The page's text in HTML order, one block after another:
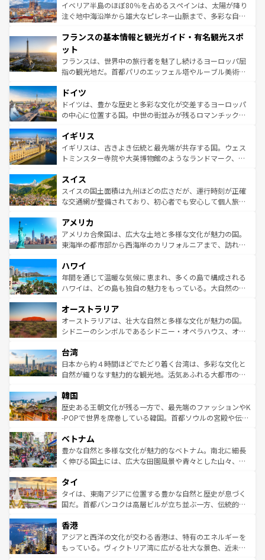
景など、自然景観も見逃せない。観光の合間には、本場の
ピザやパスタなど、絶品のイタリア料理を堪能することも
ませてくれるイタリアで、忘れられない旅をしてみよう！
なお、新着のイタリア情報は
しい。
イベリア半島のほぼ80％を占めるスペインは、太陽が降り
注ぐ地中海沿岸から雄大なピレネー山脈まで、多彩な自然
文化が根付くこの国では、情熱的なフラメンコ、熱気あふ
れる闘牛、そして美味しいタパスが生活の一部となってい
る。首都マドリードの洗練された雰囲気や、バルセロナの
アートに溢れた街角から、地方では古代ローマ遺跡や中世
せる。地方によって風土や気候が異なるスペインはその個
性で訪れる人を魅了する。 なお、新着のスペイン情報は コ
ンテンツ一覧を参照してほしい。
フランスの基本情報と観光ガイド・有名観光スポ
ット
フランスは、世界中の旅行者を魅了し続けるヨーロッパ屈
指の観光地だ。首都パリのエッフェル塔やルーブル美術館
で、幅広い魅力が詰まっている。華麗な宮殿、歴史的な大
聖堂、美しいビーチ、そして豊かな自然が、訪れる者を心
から魅了する。また、フランスは美食の国としても知ら
いる。シャンパンの発祥地であるランス、プロヴァンスの
香り高いラベンダー畑など、多彩な楽しみ方が可能だ。さ
らに、パリ以外の地域にも魅力が溢れており、どの街角に
れる地方に足を運ぶとそれぞれで全く異なる文化を体験で
きるだろう。 なお、新着のフランス情報はコンテンツ一覧
を参照してほしい。
ドイツ
ドイツは、豊かな歴史と多彩な文化が交差するヨーロッパ
の中心に位置する国。中世の街並みが残るロマンチック街
顔を持つこの国は、どこを歩いても飽きることがない。ベ
ルリンの文化的活気、バイエルン州のアルプスの絶景、そ
してライン川沿いのワイン畑といった風景は必見。ビール
は、お酒好きな人にはぜひ体験してほしい。 なお、新着の
ドイツ情報はコンテンツ一覧を参照してほしい。
イギリス
イギリスは、古きよき伝統と最先端が共存する国。ウェス
トミンスター寺院や大英博物館のようなランドマーク、歴
リアごとに異なる魅力がある。また、優雅なアフタヌーン
ティー、ビール好きにはたまらない英国パブ、サッカー観
戦など、本場だからこそできる体験も豊富。イギリスを旅
ンツ一覧を参照してほしい。
スイス
スイスの国土面積は九州ほどの広さだが、運行時刻が正確
な交通網が整備されており、初心者でも安心して個人旅行
の建物がそのまま残る町や、スイスならではのユニークな
博物館もあり、アルプス観光だけでなく町歩きも満喫する
ことができる。国民の所得が高いため物価も高いが、旅行
ば市内交通費無料で観光を楽しむこともできる。 なお、新
着のスイス情報はコンテンツ一覧 を参照してほしい。
アメリカ
アメリカ合衆国は、広大な土地と多様な文化が魅力の国。
東海岸の都市部から西海岸のカリフォルニアまで、訪れる
のような巨大都市は、観光、ショッピング、エンターテイ
ンメントが詰まった刺激的なスポットだ。一方、アメリカ
西部には大自然が広がり、グランドキャニオンやイエロー
部のニューオーリンズでは、音楽と美食が融合した独特の
文化が魅力。旅行者はアメリカの各地域で異なる魅力を楽
しみながら、その多様性と豊かな歴史を感じることができ
ならではの贅沢な旅のスタイルだ。 なお、新着のアメリカ
情報はコンテンツ一覧を参照してほしい。
ハワイ
年間を通じて温暖な気候に恵まれ、多くの島で構成される
ハワイは、どの島も独自の魅力をもっている。大自然の神
ワイ島は見逃せない。また、定番の観光地といえばオアフ
島だが、静かな自然を求めるならマウイ島やカウアイ島が
おすすめ。エメラルドグリーンに輝く海をはじめ、豊かな
れるおもてなしの心で訪れる人々を迎えてくれるハワイの
人々、おいしいローカルフードやハワイアンミュージッ
ク、伝統的なフラダンスなど、すべてがハワイの魅力を彩
ワイを、存分に味わってほしい。 なお、新着のハワイ情報
はコンテンツ一覧を参照してほしい。
オーストラリア
オーストラリアは、壮大な自然と多様な文化が魅力の国。
シドニーのシンボルであるシドニー・オペラハウス、オー
リアリーフや大陸中央部にそびえるウルル（エアーズロッ
ク）、タスマニアの美しい原生林やケアンズの熱帯雨林な
ど、見どころがたくさん。また、カフェやワイン、オージ
いる。アクティビティも充実しており、サーフィンやダイ
ビング、ハイキングなど、アウトドア好きにはたまらな
い。オーストラリアの多彩な魅力を存分に味わいつくそ
参照してほしい。
台湾
日本から約４時間ほどでたどり着く台湾は、多彩な文化と
自然が織りなす魅力的な観光地。活気あふれる大都市の台
ン）、静ひつな山岳地帯である台湾東部など、都市の喧騒
と山間の静けさが共存しており、訪れる人に新しい発見と
驚きをもたらしてくれる。また、奥深い台湾の食文化も魅
容にもいいと評判のスイーツなど、バラエティ豊かな料理
が味わえる。 なお、新着の台湾情報は コンテンツ一覧を参
照してほしい。
韓国
歴史ある王朝文化が残る一方で、最先端のファッションやK
-POPで世界を席巻している韓国。首都ソウルの宮殿や伝統
き、地方に足を延ばせば四季折々の自然美を楽しむことが
できる。そして、キムチや焼肉、絶品のストリートフード
まで、さまざまな韓国料理が待っている。夜には、韓国な
リティに包まれながら、韓国の多彩な魅力を心ゆくまで味
わってみてほしい。 なお、新着の韓国情報はコンテンツ一
覧を参照してほしい。
ベトナム
豊かな自然と多様な文化が魅力的なベトナム。南北に細長
く伸びる国土には、広大な田園風景や青々とした山々、世
急速な発展と共に伝統が息づく。ハノイの古い町並みやホ
ーチミン市のフランス統治時代の建物も、独特の雰囲気を
醸し出している。また、バラエティの豊かさとおいしさで
とつ。フォーやバインミー、ベトナムコーヒーなどは、ぜ
ひ現地で味わいたい。どの地域を訪れてもあたたかい人々
が旅行者を迎えてくれるので、きっと忘れられない旅にな
タイ
タイは、東南アジアに位置する豊かな自然と歴史が息づく
国だ。首都バンコクは高層ビルが立ち並ぶ一方、伝統的な
の活気が交差している。北部ではチェンマイなどの山岳地
帯で自然と触れ合い、南部ではプーケットやクラビの美し
いビーチでリゾート気分を楽しむことができる。タイ料理
香港
アジアと西洋の文化が交わる香港は、特有のエネルギーを
もっている。ヴィクトリア湾に広がる壮大な景色、近未来